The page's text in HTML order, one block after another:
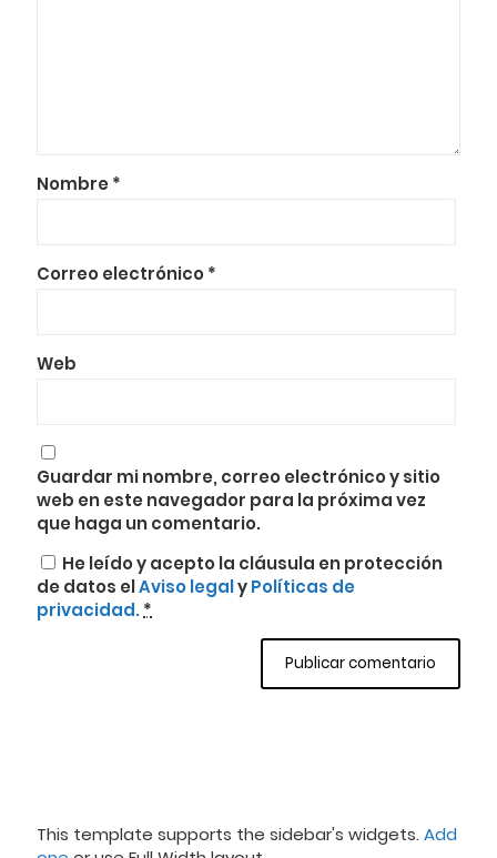
Nombre *
Correo electrónico*
Web
Guardar mi nombre, correo electrónico y sitio
web en este navegador para la próxima vez
que haga un comentario.
He leído y acepto la cláusula en protección
de datos elAviso legalyPolíticas de
privacidad.*
This template supports the sidebar's widgets. Add